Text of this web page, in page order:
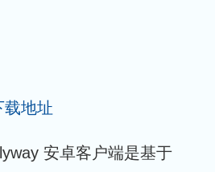
载地址
安卓客户端是基于